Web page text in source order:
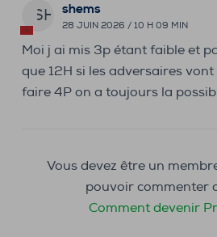
SH shems
28 JUIN 2026 / 10 H 09 MIN
Moi j ai mis 3p étant faible et
que 12H si les adversaires
faire 4P on a toujours la
Vous devez être un
pouvoir commenter
Comment devenir